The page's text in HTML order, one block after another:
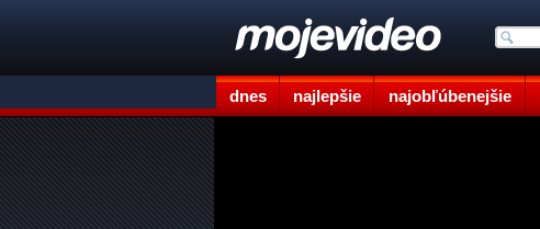
dnes najlepšie najobľúbenejšie